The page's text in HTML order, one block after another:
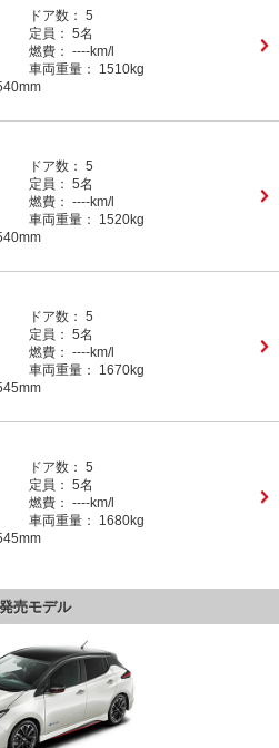
ドア数： 5
定員： 5名
燃費： ----km/l
車両重量：
1510kg
ドア数： 5
定員： 5名
燃費： ----km/l
車両重量：
1520kg
ドア数： 5
定員： 5名
燃費： ----km/l
車両重量：
1670kg
ドア数： 5
定員： 5名
燃費： ----km/l
車両重量：
1680kg
売モデル